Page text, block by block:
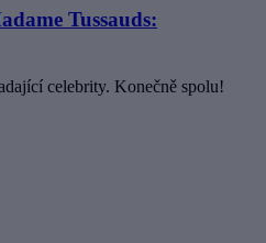
Tussauds:
celebrity. Konečně spolu!